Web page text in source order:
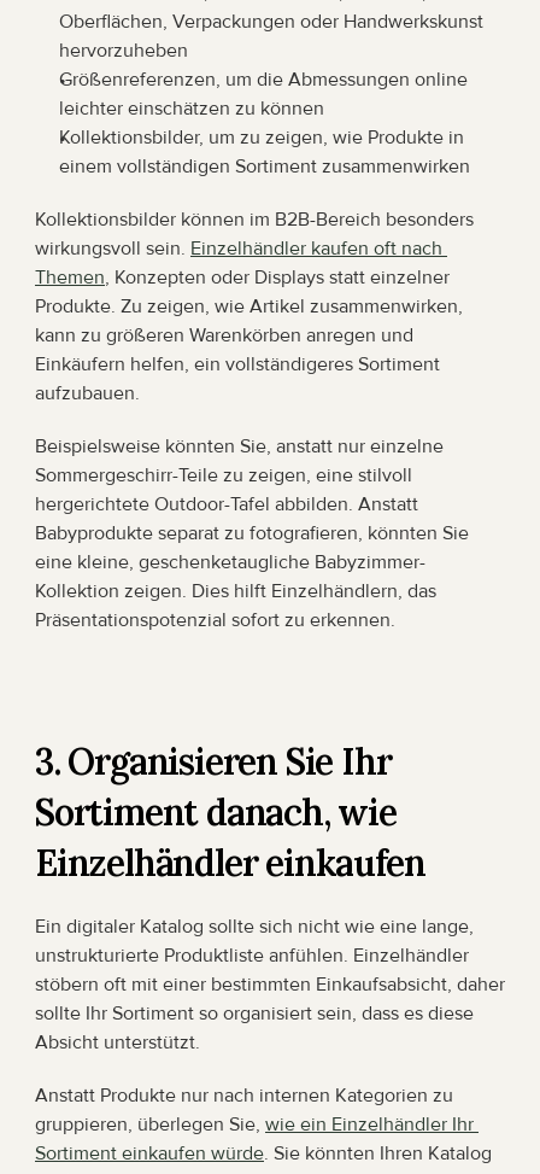
Oberflächen, Verpackungen oder Handwerkskunst
hervorzuheben
Größenreferenzen, um die Abmessungen online
leichter einschätzen zu können
Kollektionsbilder, um zu zeigen, wie Produkte in
einem vollständigen Sortiment zusammenwirken
Kollektionsbilder können im B2B-Bereich besonders
wirkungsvoll sein. Einzelhändler kaufen oft nach
Themen, Konzepten oder Displays statt einzelner
Produkte. Zu zeigen, wie Artikel zusammenwirken,
kann zu größeren Warenkörben anregen und
Einkäufern helfen, ein vollständigeres Sortiment
aufzubauen.
Beispielsweise könnten Sie, anstatt nur einzelne
Sommergeschirr-Teile zu zeigen, eine stilvoll
hergerichtete Outdoor-Tafel abbilden. Anstatt
Babyprodukte separat zu fotografieren, könnten Sie
eine kleine, geschenketaugliche Babyzimmer-
Kollektion zeigen. Dies hilft Einzelhändlern, das
Präsentationspotenzial sofort zu erkennen.
3. Organisieren Sie Ihr
Sortiment danach, wie
Einzelhändler einkaufen
Ein digitaler Katalog sollte sich nicht wie eine lange,
unstrukturierte Produktliste anfühlen. Einzelhändler
stöbern oft mit einer bestimmten Einkaufsabsicht, daher
sollte Ihr Sortiment so organisiert sein, dass es diese
Absicht unterstützt.
Anstatt Produkte nur nach internen Kategorien zu
gruppieren, überlegen Sie, wie ein Einzelhändler Ihr
Sortiment einkaufen würde. Sie könnten Ihren Katalog